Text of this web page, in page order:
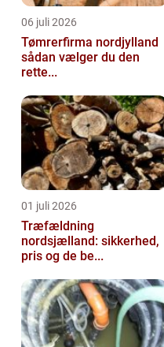
06 juli 2026
Tømrerfirma nordjylland
sådan vælger du den
rette...
01 juli 2026
Træfældning
nordsjælland: sikkerhed,
pris og de be...